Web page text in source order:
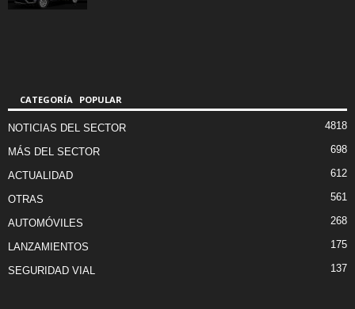
CATEGORÍA POPULAR
NOTICIAS DEL SECTOR 4818
MÁS DEL SECTOR 698
ACTUALIDAD 612
OTRAS 561
AUTOMÓVILES 268
LANZAMIENTOS 175
SEGURIDAD VIAL 137